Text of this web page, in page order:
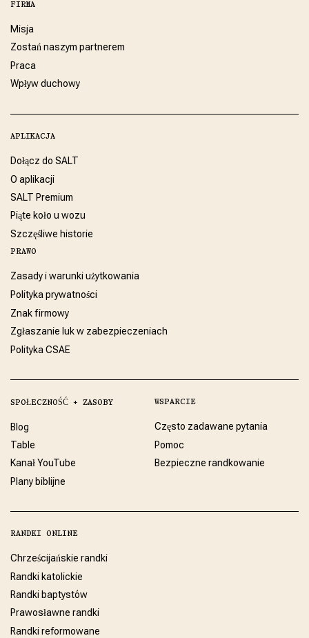
FIRMA
Misja
Zostań naszym partnerem
Praca
Wpływ duchowy
APLIKACJA
Dołącz do SALT
O aplikacji
SALT Premium
Piąte koło u wozu
Szczęśliwe historie
PRAWO
Zasady i warunki użytkowania
Polityka prywatności
Znak firmowy
Zgłaszanie luk w zabezpieczeniach
Polityka CSAE
SPOŁECZNOŚĆ + ZASOBY
Blog
Table
Kanał YouTube
Plany biblijne
WSPARCIE
Często zadawane pytania
Pomoc
Bezpieczne randkowanie
RANDKI ONLINE
Chrześcijańskie randki
Randki katolickie
Randki baptystów
Prawosławne randki
Randki reformowane